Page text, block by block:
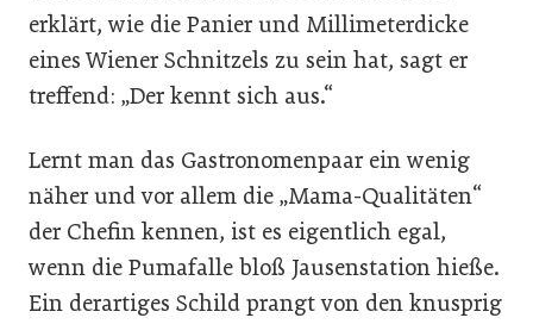
erklärt, wie die Panier und Millimeterdicke
eines Wiener Schnitzels zu sein hat, sagt er
treffend: „Der kennt sich aus.“
Lernt man das Gastronomenpaar ein wenig
näher und vor allem die „Mama-Qualitäten“
der Chefin kennen, ist es eigentlich egal,
wenn die Pumafalle bloß Jausenstation hieße.
Ein derartiges Schild prangt von den knusprig